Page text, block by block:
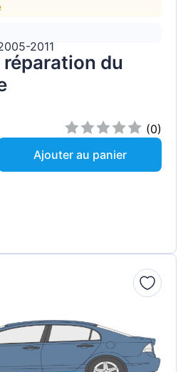
2011
réparation du
(0)
Ajouter au panier